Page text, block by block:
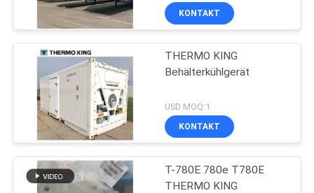
KONTAKT
THERMO KING
Behälterkühlgerät
USD MOQ:1
KONTAKT
T-780E 780e T780E
THERMO KING